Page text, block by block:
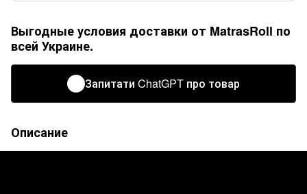
Выгодные условия доставки от MatrasRoll по
всей Украине.
Запитати ChatGPT про товар
Описание